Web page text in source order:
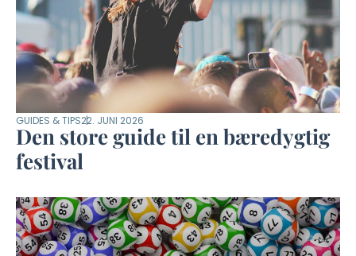
GUIDES & TIPS22. JUNI 2026
Den store guide til en bæredygtig
festival